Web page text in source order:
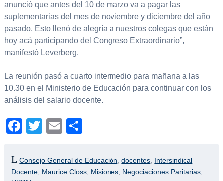
anunció que antes del 10 de marzo va a pagar las
suplementarias del mes de noviembre y diciembre del año
pasado. Esto llenó de alegría a nuestros colegas que están
hoy acá participando del Congreso Extraordinario”,
manifestó Leverberg.
La reunión pasó a cuarto intermedio para mañana a las
10.30 en el Ministerio de Educación para continuar con los
análisis del salario docente.
Facebook
TwitterEmail
Consejo General de Educación ,docentes Intersindical
Docente Maurice Closs Misiones Negociaciones Paritarias